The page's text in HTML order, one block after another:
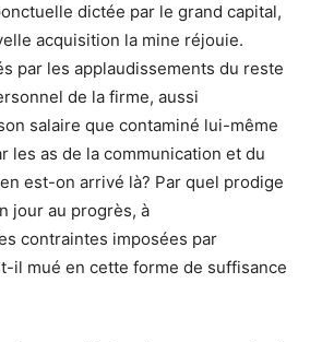
dictée par le grand capital,
acquisition la mine réjouie.
par les applaudissements du reste
de la firme, aussi
salaire que contaminé lui-même
les as de la communication et du
est-on arrivé là? Par quel prodige
jour au progrès, à
contraintes imposées par
il mué en cette forme de suffisance